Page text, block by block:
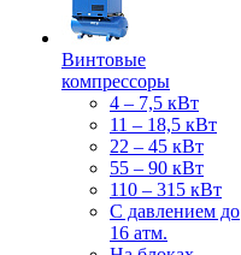
Винтовые
компрессоры
4 – 7,5 кВт
11 – 18,5 кВт
22 – 45 кВт
55 – 90 кВт
110 – 315 кВт
С давлением до
16 атм.